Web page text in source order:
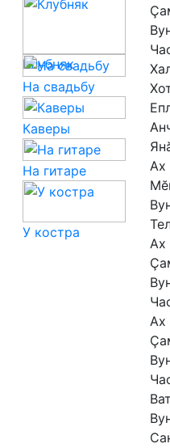
Ах
Ах
Ах
Клубняк
На свадьбу
Каверы
На гитаре
У костра